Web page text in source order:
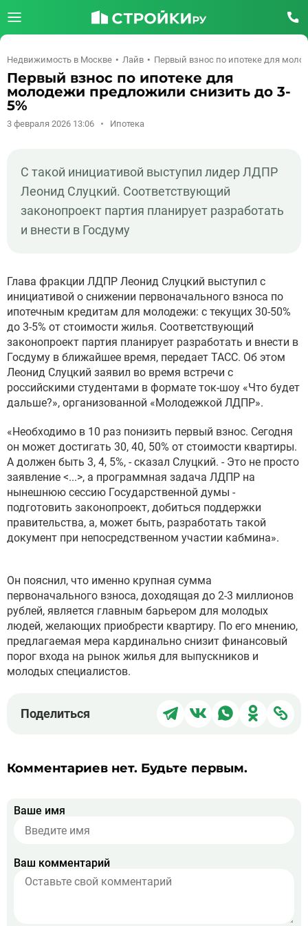
Недвижимость в Москве Лайв Первый взнос по ипотеке для
Первый взнос по ипотеке для
молодежи предложили снизить до 3-
5%
3 февраля 2026 13:06 Ипотека
С такой инициативой выступил лидер ЛДПР
Леонид Слуцкий. Соответствующий
законопроект партия планирует разработать
и внести в Госдуму
Глава фракции ЛДПР Леонид Слуцкий выступил с
инициативой о снижении первоначального взноса по
ипотечным кредитам для молодежи: с текущих 30-50%
до 3-5% от стоимости жилья. Соответствующий
законопроект партия планирует разработать и внести в
Госдуму в ближайшее время, передает ТАСС. Об этом
Леонид Слуцкий заявил во время встречи с
российскими студентами в формате ток-шоу «Что будет
дальше?», организованной «Молодежкой ЛДПР».
«Необходимо в 10 раз понизить первый взнос. Сегодня
он может достигать 30, 40, 50% от стоимости квартиры.
А должен быть 3, 4, 5%, - сказал Слуцкий. - Это не просто
заявление <...>, а программная задача ЛДПР на
нынешнюю сессию Государственной думы -
подготовить законопроект, добиться поддержки
правительства, а, может быть, разработать такой
документ при непосредственном участии кабмина».
Он пояснил, что именно крупная сумма
первоначального взноса, доходящая до 2-3 миллионов
рублей, является главным барьером для молодых
людей, желающих приобрести квартиру. По его мнению,
предлагаемая мера кардинально снизит финансовый
порог входа на рынок жилья для выпускников и
молодых специалистов.
Поделиться
Поделиться
Поделиться
в
Поделиться
Комментариев нет. Будьте первым.
Ваше имя
Ваш комментарий